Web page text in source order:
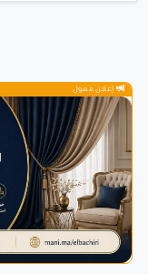
إعلان ممول